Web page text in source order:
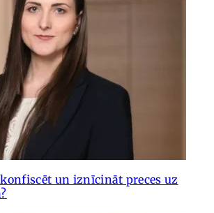
un iznīcināt preces uz